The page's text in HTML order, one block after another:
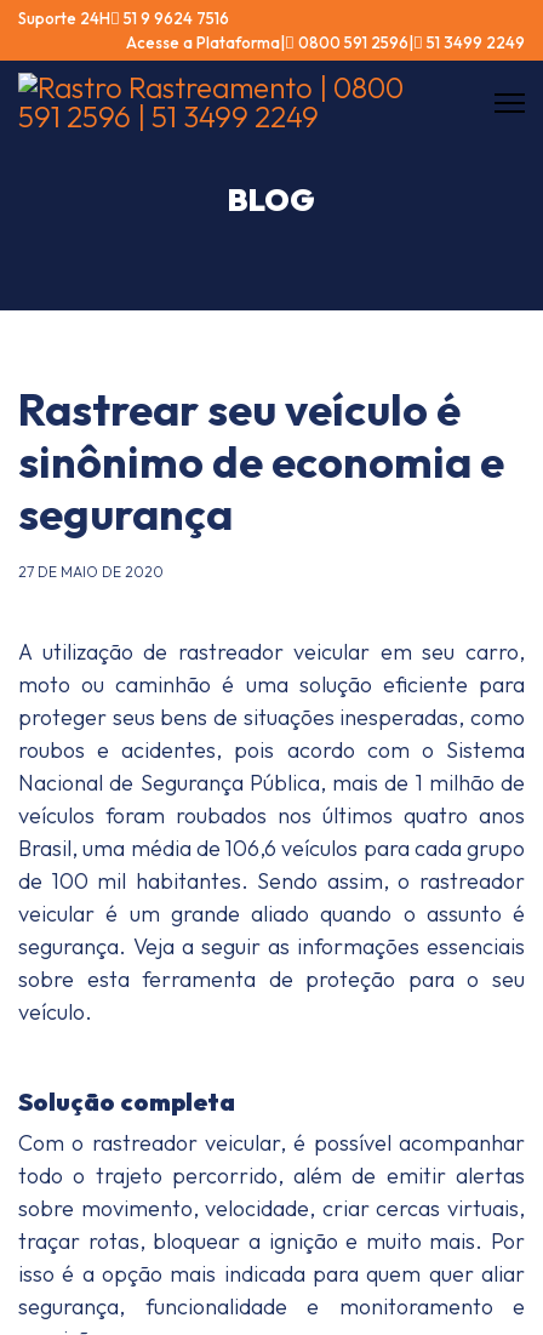
Suporte 24Hㅤ
51 9 9624 7516
Acesse a Plataforma
0800 591 2596 51 3499 2249
BLOG
Rastrear seu veículo é
sinônimo de economia e
segurança
27 DE MAIO DE 2020
A utilização de rastreador veicular em seu carro,
moto ou caminhão é uma solução eficiente para
proteger seus bens de situações inesperadas, como
roubos e acidentes, pois acordo com o Sistema
Nacional de Segurança Pública, mais de 1 milhão de
veículos foram roubados nos últimos quatro anos
Brasil, uma média de 106,6 veículos para cada grupo
de 100 mil habitantes. Sendo assim, o rastreador
veicular é um grande aliado quando o assunto é
segurança. Veja a seguir as informações essenciais
sobre esta ferramenta de proteção para o seu
veículo.
Solução completa
Com o rastreador veicular, é possível acompanhar
todo o trajeto percorrido, além de emitir alertas
sobre movimento, velocidade, criar cercas virtuais,
traçar rotas, bloquear a ignição e muito mais. Por
isso é a opção mais indicada para quem quer aliar
segurança, funcionalidade e monitoramento e